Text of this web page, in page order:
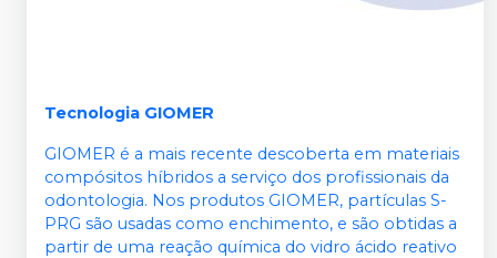
Tecnologia GIOMER
GIOMER é a mais recente descoberta em materiais
compósitos híbridos a serviço dos profissionais da
odontologia. Nos produtos GIOMER, partículas S-
PRG são usadas como enchimento, e são obtidas a
partir de uma reação química do vidro ácido reativo